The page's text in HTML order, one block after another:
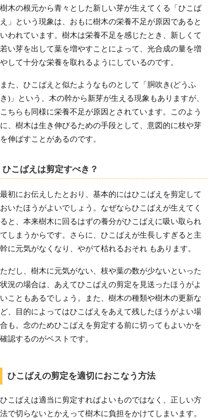
樹木の根元から青々とした新しい芽が生えてくる「ひこば
え」という現象は、おもに樹木の栄養不足が原因であると
いわれています。樹木は栄養不足を感じたとき、新しくて
若い芽を出して葉を増やすことによって、光合成の量を増
やして十分な栄養を取れるようにしているのです。
また、ひこばえと似たようなものとして「胴吹き(どうふ
き)」という、木の幹から新芽が生える現象もありますが、
こちらも同様に栄養不足が原因とされています。このよう
に、樹木は生き伸びるための手段として、意図的に枝や芽
を伸ばすことがあるのです。
ひこばえは剪定すべき？
最初にお伝えしたとおり、基本的にはひこばえを剪定して
おいたほうがよいでしょう。なぜならひこばえが生えてく
ると、本来樹木に回るはずの養分がひこばえに吸い取られ
てしまうからです。さらに、ひこばえが生長しすぎると主
幹に元気がなくなり、やがて枯れるおそれ もあります。
ただし、樹木に元気がない、枝や葉の数が少ないといった
状況の場合は、あえてひこばえの剪定を見送ったほうがよ
いこともあるでしょう。また、樹木の種類や樹木の更新な
ど、目的によってはひこばえをあえて残したほうがよい場
合も。念のためひこばえを剪定する前に切ってもよいかを
確認するのがベストです。
ひこばえの剪定を適切におこなう方法
ひこばえは適当に剪定すればよいものではなく、正しい方
法で切らないとかえって樹木に負担をかけてしまいます。